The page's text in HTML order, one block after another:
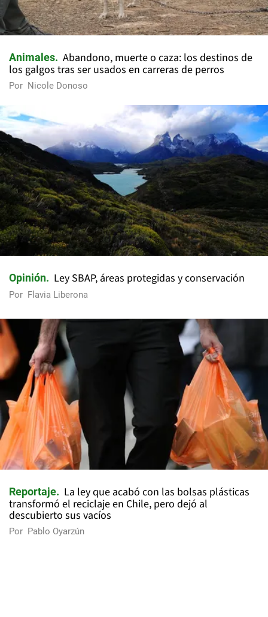
ÚLTIMAS NOTICIASMEDIO AMBIENTE
ACTUALIDADTENDENCIASHOJA DE RUTA
REPORTAJESENTREVISTAS OPINIÓNMUNDO
Política de Privacidad
Suscripción Newsletter
RSS
Editoriales
Breve historia del medio
¿Quiénes Somos?
Contacto
El Desconcierto - Fecha de Inicio: 05 - 2012 - Dirección: Providencia 2608,
of. 63. Santiago, Región Metropolitana, Chile - Teléfono: (+569) 67899269 -
Coordinadora General - Email:mjosethomas@eldesconcierto.cl- Director:
Gonzalo Badal Mella - Email:
gonzalobadal@eldesconcierto.cl